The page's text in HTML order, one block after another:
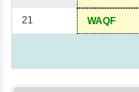
21 WAQF